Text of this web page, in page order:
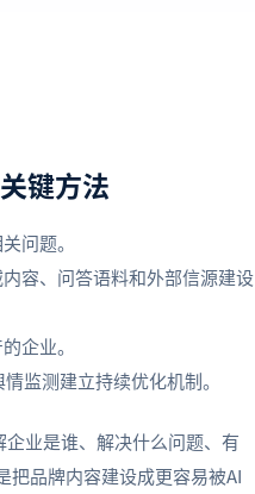
键方法
问题。
容、问答语料和外部信源建设
企业。
监测建立持续优化机制。
业是谁、解决什么问题、有
把品牌内容建设成更容易被AI